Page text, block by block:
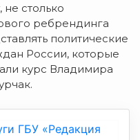
столько
ребрендинга
политические
России, которые
курс Владимира